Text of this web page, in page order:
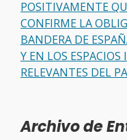
POSITIVAMENTE
CONFIRME LA
BANDERA DE
Y EN LOS
RELEVANTES DEL
Archivo de